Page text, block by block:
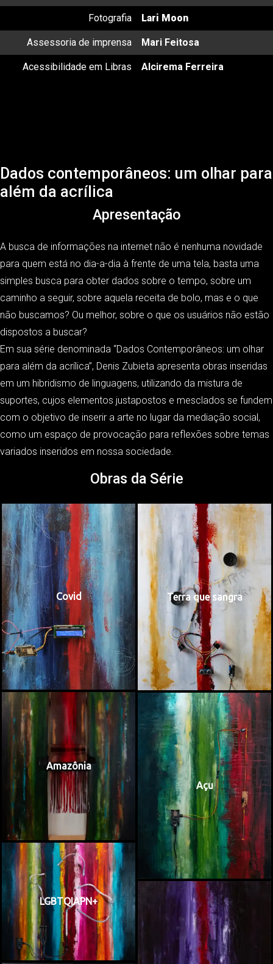
Fotografia Lari Moon
Assessoria de imprensa Mari Feitosa
Acessibilidade em Libras Alcirema Ferreira
Dados contemporâneos: um olhar para
além da acrílica
Apresentação
A busca de informações na internet não é nenhuma novidade
para quem está no dia-a-dia à frente de uma tela, basta uma
simples busca para obter dados sobre o tempo, sobre um
caminho a seguir, sobre aquela receita de bolo, mas e o que
não buscamos? Ou melhor, sobre o que os usuários não estão
dispostos a buscar?
Em sua série denominada “Dados Contemporâneos: um olhar
para além da acrílica”, Denis Zubieta apresenta obras inseridas
em um hibridismo de linguagens, utilizando da mistura de
suportes, cujos elementos justapostos e mesclados se fundem
com o objetivo de inserir a arte no lugar da mediação social,
como um espaço de provocação para reflexões sobre temas
variados inseridos em nossa sociedade.
Obras da Série
Covid Terra que sangra
Amazônia
Açu
LGBTQIAPN+